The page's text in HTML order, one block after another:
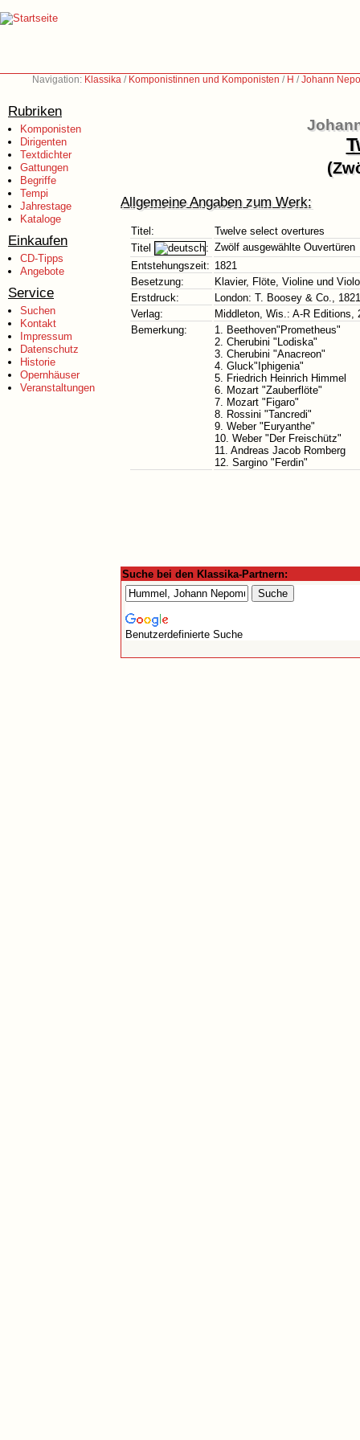
Navigation: Klassika / Komponistinnen und Komponisten / H /Johann
Rubriken
Komponisten
Dirigenten
Textdichter
Gattungen
Begriffe
Tempi
Jahrestage
Kataloge
Einkaufen
CD-Tipps
Angebote
Service
Suchen
Kontakt
Impressum
Datenschutz
Historie
Opernhäuser
Veranstaltungen
Allgemeine Angaben zum Werk:
Titel:
Twelve select overtures
Titel
: Zwölf ausgewählte Ouvertüren
Entstehungszeit: 1821
Besetzung:
Klavier, Flöte, Violine und
Erstdruck:
London: T. Boosey & Co., 1821
Verlag:
Middleton, Wis.: A-R Editions,
Bemerkung:
1. Beethoven"Prometheus"
2. Cherubini "Lodiska"
3. Cherubini "Anacreon"
4. Gluck"Iphigenia"
5. Friedrich Heinrich Himmel
6. Mozart "Zauberflöte"
7. Mozart "Figaro"
8. Rossini "Tancredi"
9. Weber "Euryanthe"
10. Weber "Der Freischütz"
11. Andreas Jacob Romberg
12. Sargino "Ferdin"
Suche bei den Klassika-Partnern:
Benutzerdefinierte Suche